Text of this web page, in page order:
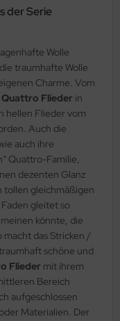
der Serie
Wolle
traumhafte Wolle
Charme. Vom
Quattro Flieder in
hellen Flieder vom
Auch die
auch ihre
Quattro-Familie,
dezenten Glanz
tollen gleichmäßigen
gleitet so
könnte, die
macht das Stricken /
schöne und
Flieder mit ihrem
Bereich
aufgeschlossen
Materialien. Der